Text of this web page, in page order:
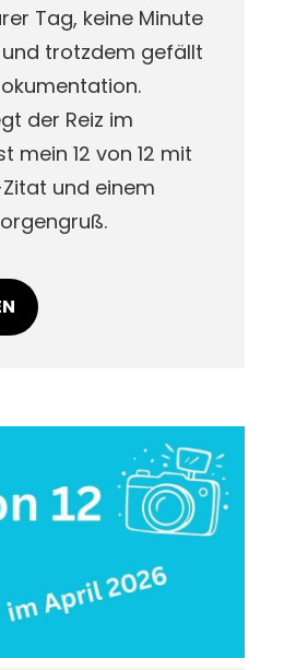
Tag, keine Minute
trotzdem gefällt
der Reiz im
mein 12 von 12 mit
und einem